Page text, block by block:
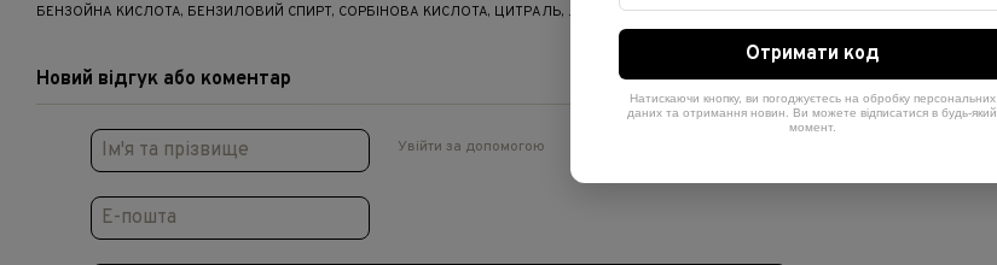
БЕНЗОЙНА КИСЛОТА, БЕНЗИЛОВИЙ СПИРТ, СОРБІНОВА КИСЛОТА, ЦИТРАЛЬ, ЛІНАЛООЛ, ЛИМОНЕН.
Новий відгук або коментар
Увійти за допомогою
Отримати код
Натискаючи кнопку, ви погоджуєтесь на обробку персональних
даних та отримання новин. Ви можете відписатися в будь-який
момент.